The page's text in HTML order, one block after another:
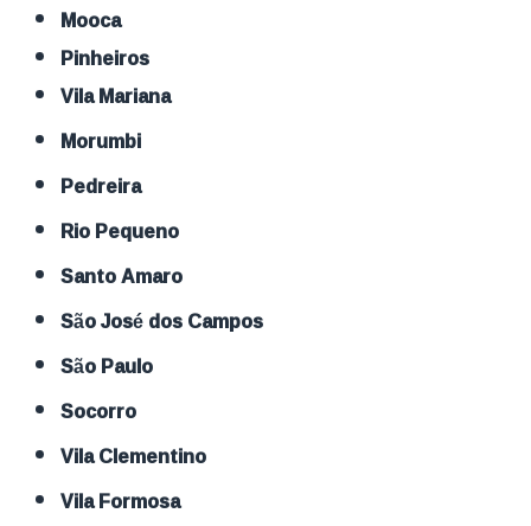
Mooca
Pinheiros
Vila Mariana
Morumbi
Pedreira
Rio Pequeno
Santo Amaro
São José dos Campos
São Paulo
Socorro
Vila Clementino
Vila Formosa